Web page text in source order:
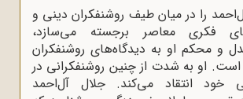
را در میان طیف روشنفکران دینی و
فکری معاصر برجسته می‌سازد،
و محکم او به دیدگاه‌های روشنفکران
او به شدت از چنین روشنفکرانی در
خود انتقاد می‌کند. جلال آل‌احمد